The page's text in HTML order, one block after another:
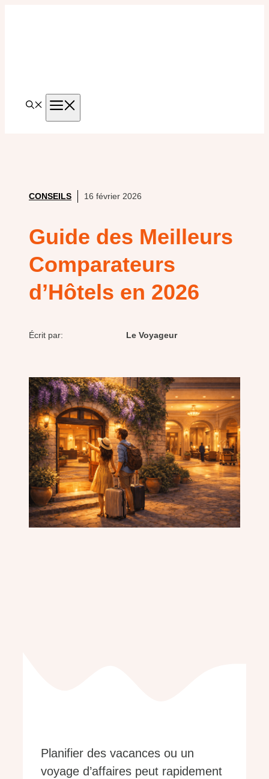
CONSEILS 16 février 2026
Guide des Meilleurs
Comparateurs
d’Hôtels en 2026
Écrit par: Le Voyageur
Planifier des vacances ou un
voyage d’affaires peut rapidement